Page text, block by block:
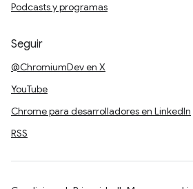
Podcasts y programas
Seguir
@ChromiumDev en X
YouTube
Chrome para desarrolladores en LinkedIn
RSS